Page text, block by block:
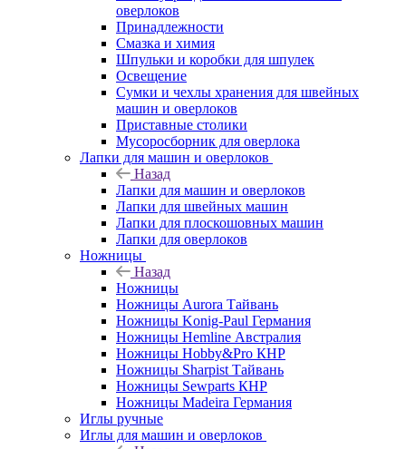
оверлоков
Принадлежности
Смазка и химия
Шпульки и коробки для шпулек
Освещение
Сумки и чехлы хранения для швейных
машин и оверлоков
Приставные столики
Мусоросборник для оверлока
Лапки для машин и оверлоков
Назад
Лапки для машин и оверлоков
Лапки для швейных машин
Лапки для плоскошовных машин
Лапки для оверлоков
Ножницы
Назад
Ножницы
Ножницы Aurora Тайвань
Ножницы Konig-Paul Германия
Ножницы Hemline Австралия
Ножницы Hobby&Pro КНР
Ножницы Sharpist Тайвань
Ножницы Sewparts КНР
Ножницы Madeira Германия
Иглы ручные
Иглы для машин и оверлоков